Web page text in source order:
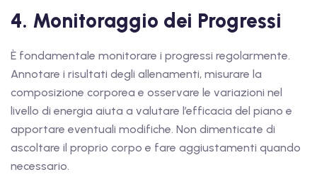
4. Monitoraggio dei Progressi
È fondamentale monitorare i progressi regolarmente.
Annotare i risultati degli allenamenti, misurare la
composizione corporea e osservare le variazioni nel
livello di energia aiuta a valutare l’efficacia del piano e
apportare eventuali modifiche. Non dimenticate di
ascoltare il proprio corpo e fare aggiustamenti quando
necessario.